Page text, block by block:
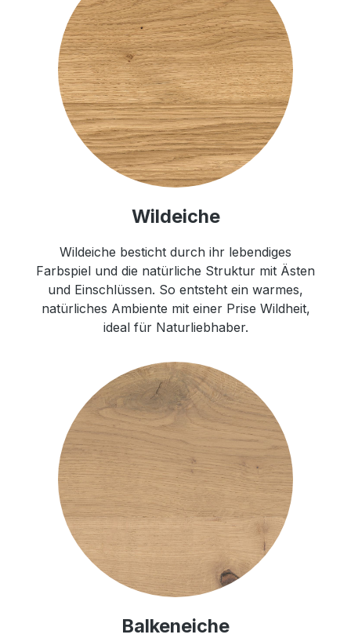
Wildeiche
Wildeiche besticht durch ihr lebendiges
Farbspiel und die natürliche Struktur mit Ästen
und Einschlüssen. So entsteht ein warmes,
natürliches Ambiente mit einer Prise Wildheit,
ideal für Naturliebhaber.
Balkeneiche